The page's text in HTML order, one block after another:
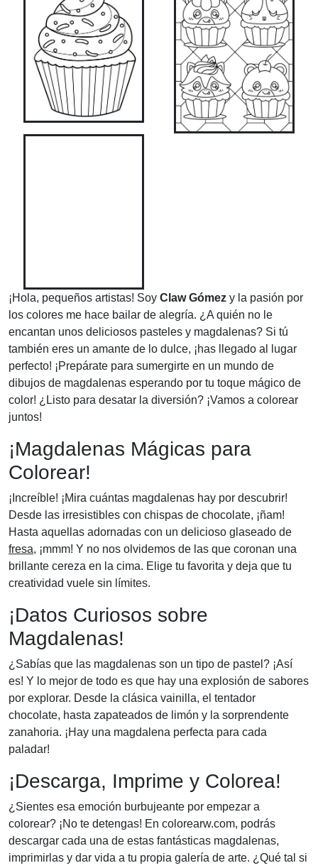
¡Hola, pequeños artistas! Soy Claw Gómez y la pasión por
los colores me hace bailar de alegría. ¿A quién no le
encantan unos deliciosos pasteles y magdalenas? Si tú
también eres un amante de lo dulce, ¡has llegado al lugar
perfecto! ¡Prepárate para sumergirte en un mundo de
dibujos de magdalenas esperando por tu toque mágico de
color! ¿Listo para desatar la diversión? ¡Vamos a colorear
juntos!
¡Magdalenas Mágicas para
Colorear!
¡Increíble! ¡Mira cuántas magdalenas hay por descubrir!
Desde las irresistibles con chispas de chocolate, ¡ñam!
Hasta aquellas adornadas con un delicioso glaseado de
fresa, ¡mmm! Y no nos olvidemos de las que coronan una
brillante cereza en la cima. Elige tu favorita y deja que tu
creatividad vuele sin límites.
¡Datos Curiosos sobre
Magdalenas!
¿Sabías que las magdalenas son un tipo de pastel? ¡Así
es! Y lo mejor de todo es que hay una explosión de sabores
por explorar. Desde la clásica vainilla, el tentador
chocolate, hasta zapateados de limón y la sorprendente
zanahoria. ¡Hay una magdalena perfecta para cada
paladar!
¡Descarga, Imprime y Colorea!
¿Sientes esa emoción burbujeante por empezar a
colorear? ¡No te detengas! En colorearw.com, podrás
descargar cada una de estas fantásticas magdalenas,
imprimirlas y dar vida a tu propia galería de arte. ¿Qué tal si